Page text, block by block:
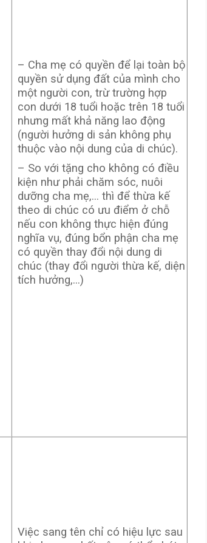
– Cha mẹ có quyền để lại toàn bộ
quyền sử dụng đất của mình cho
một người con, trừ trường hợp
con dưới 18 tuổi hoặc trên 18 tuổi
nhưng mất khả năng lao động
(người hưởng di sản không phụ
thuộc vào nội dung của di chúc).
– So với tặng cho không có điều
kiện như phải chăm sóc, nuôi
dưỡng cha mẹ,… thì để thừa kế
theo di chúc có ưu điểm ở chỗ
nếu con không thực hiện đúng
nghĩa vụ, đúng bổn phận cha mẹ
có quyền thay đổi nội dung di
chúc (thay đổi người thừa kế, diện
tích hưởng,…)
Việc sang tên chỉ có hiệu lực sau